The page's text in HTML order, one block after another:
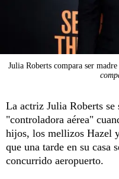
Julia Roberts compara ser
La actriz Julia Roberts se
"controladora aérea"
hijos, los mellizos Hazel
que una tarde en su casa
concurrido aeropuerto.